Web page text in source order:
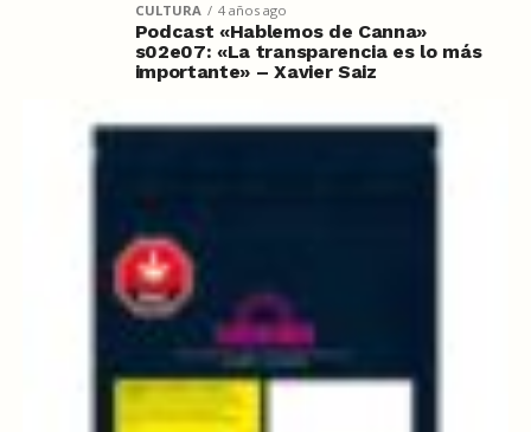
CULTURA 4 años ago
Podcast «Hablemos de Canna»
s02e07: «La transparencia es lo más
importante» – Xavier Saiz